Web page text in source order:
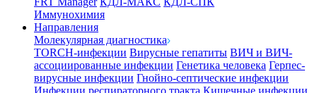
Иммунохимия
Направления
Молекулярная диагностика
TORCH-инфекции Вирусные гепатиты ВИЧ и ВИЧ-
ассоциированные инфекции Генетика человека Герпес-
вирусные инфекции Гнойно-септические инфекции
Инфекции респираторного тракта Кишечные инфекции